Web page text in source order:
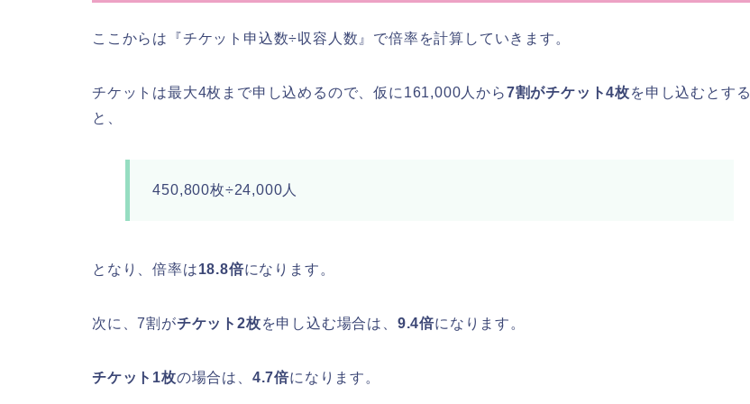
ここからは『チケット申込数÷収容人数』で倍率を計算していきます。
チケットは最大4枚まで申し込めるので、仮に161,000人から7割がチケット4枚を申し込むとする
と、
450,800枚÷24,000人
となり、倍率は18.8倍になります。
次に、7割がチケット2枚を申し込む場合は、 9.4倍になります。
チケット1枚の場合は、 4.7倍になります。